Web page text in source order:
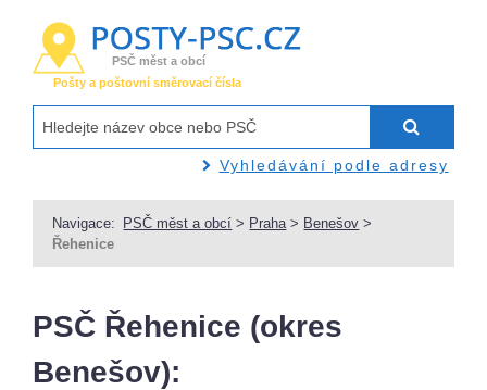
PSČ měst a obcí
Pošty a poštovní směrovací čísla
Vyhledávání podle adresy
Navigace: PSČ měst a obcí > Praha > Benešov >
Řehenice
PSČ Řehenice (okres
Benešov):